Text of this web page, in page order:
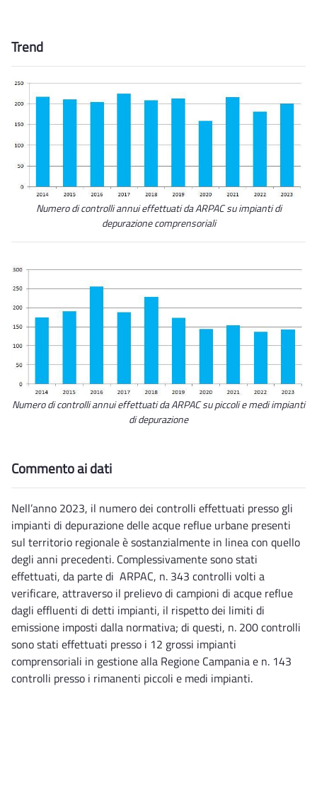
Trend
Numero di controlli annui effettuati da ARPAC su impianti di
depurazione comprensoriali
Numero di controlli annui effettuati da ARPAC su piccoli e medi impianti
di depurazione
Commento ai dati
Nell’anno 2023, il numero dei controlli effettuati presso gli
impianti di depurazione delle acque reflue urbane presenti
sul territorio regionale è sostanzialmente in linea con quello
degli anni precedenti. Complessivamente sono stati
effettuati, da parte di ARPAC, n. 343 controlli volti a
verificare, attraverso il prelievo di campioni di acque reflue
dagli effluenti di detti impianti, il rispetto dei limiti di
emissione imposti dalla normativa; di questi, n. 200 controlli
sono stati effettuati presso i 12 grossi impianti
comprensoriali in gestione alla Regione Campania e n. 143
controlli presso i rimanenti piccoli e medi impianti.